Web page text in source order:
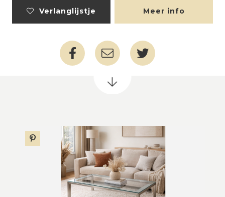
Verlanglijstje Meer info